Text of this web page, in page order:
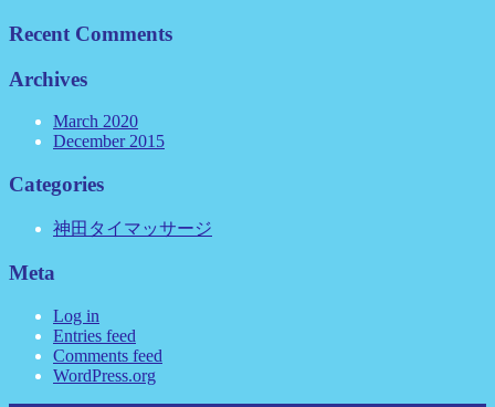
Recent Comments
Archives
March 2020
December 2015
Categories
神田タイマッサージ
Meta
Log in
Entries feed
Comments feed
WordPress.org